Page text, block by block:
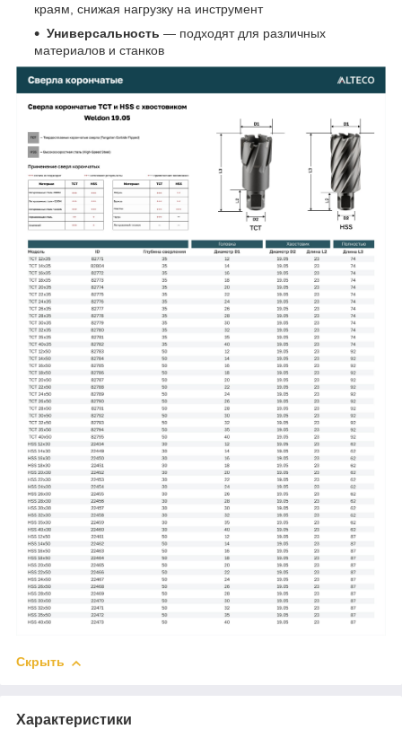
краям, снижая нагрузку на инструмент
Универсальность — подходят для различных
материалов и станков
Скрыть
Характеристики